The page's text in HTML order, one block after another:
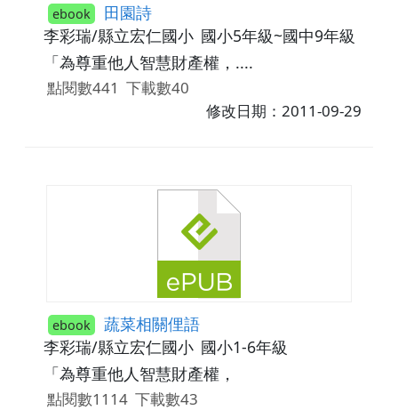
ebook 田園詩
李彩瑞/縣立宏仁國小 國小5年級~國中9年級
「為尊重他人智慧財產權，....
點閱數441 下載數40
修改日期：2011-09-29
ebook 蔬菜相關俚語
李彩瑞/縣立宏仁國小 國小1-6年級
「為尊重他人智慧財產權，
點閱數1114 下載數43